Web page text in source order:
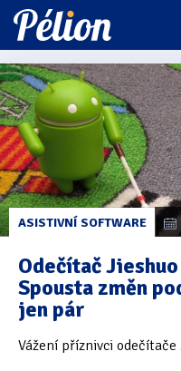
Přejít
na
štítky
Přejít
na
kategorie
Přejít
na
obsah
Menu
Články
Příručky O
Kategorie článků
Dotazníky
(3)
Hardware(163)
Braillské řádky(31)
Lupy(8)
Mobilní zařízení(85)
ASISTIVNÍ SOFTWARE
Odečítač
Spousta změn
jen pár
Vážení příznivci odečítače